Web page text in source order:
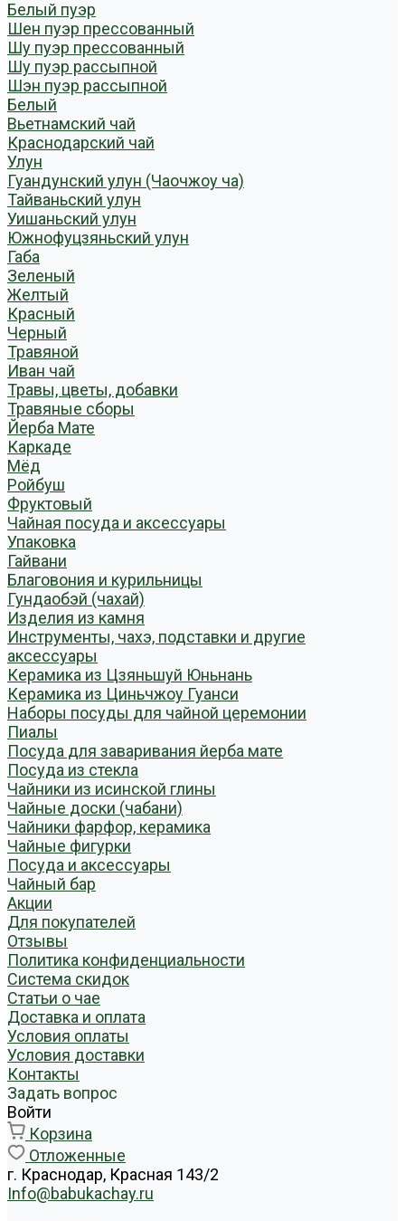
Белый пуэр
Шен пуэр прессованный
Шу пуэр прессованный
Шу пуэр рассыпной
Шэн пуэр рассыпной
Белый
Вьетнамский чай
Краснодарский чай
Улун
Гуандунский улун (Чаочжоу ча)
Тайваньский улун
Уишаньский улун
Южнофуцзяньский улун
Габа
Зеленый
Желтый
Красный
Черный
Травяной
Иван чай
Травы, цветы, добавки
Травяные сборы
Йерба Мате
Каркаде
Мёд
Ройбуш
Фруктовый
Чайная посуда и аксессуары
Упаковка
Гайвани
Благовония и курильницы
Гундаобэй (чахай)
Изделия из камня
Инструменты, чахэ, подставки и другие
аксессуары
Керамика из Цзяньшуй Юньнань
Керамика из Циньчжоу Гуанси
Наборы посуды для чайной церемонии
Пиалы
Посуда для заваривания йерба мате
Посуда из стекла
Чайники из исинской глины
Чайные доски (чабани)
Чайники фарфор, керамика
Чайные фигурки
Посуда и аксессуары
Чайный бар
Акции
Для покупателей
Отзывы
Политика конфиденциальности
Система скидок
Статьи о чае
Доставка и оплата
Условия оплаты
Условия доставки
Контакты
Задать вопрос
Войти
Корзина
Отложенные
г. Краснодар, Красная 143/2
Info@babukachay.ru